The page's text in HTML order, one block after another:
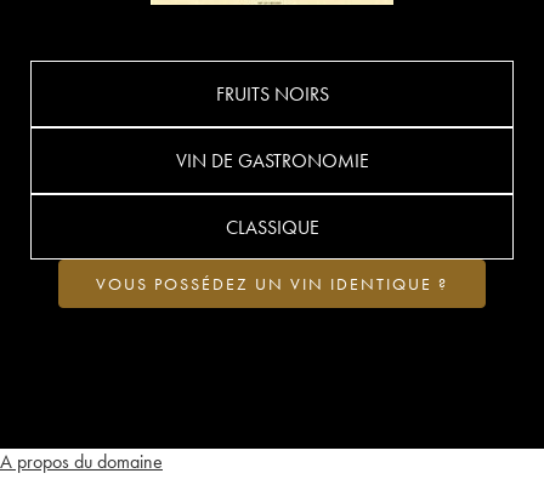
A propos du domaine
FRUITS NOIRS
VIN DE GASTRONOMIE
CLASSIQUE
VOUS POSSÉDEZ UN VIN IDENTIQUE ?